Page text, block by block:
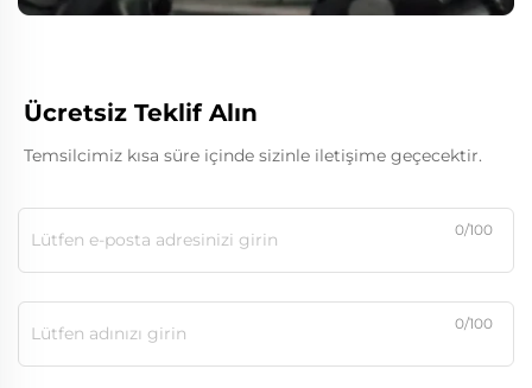
Ücretsiz Teklif Alın
Temsilcimiz kısa süre içinde sizinle iletişime geçecektir.
0/100
0/100